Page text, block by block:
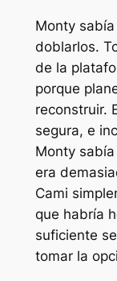
Monty
doblarlos.
de la
porque
reconstruir.
segura, e
Monty
era
Cami
que habría
suficiente
tomar la